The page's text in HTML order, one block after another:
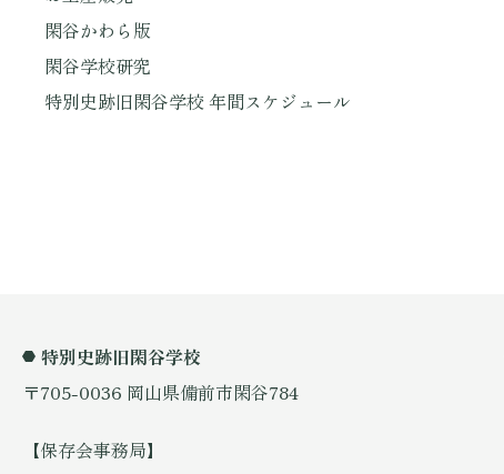
閑谷かわら版
閑谷学校研究
特別史跡旧閑谷学校 年間スケジュール
特別史跡旧閑谷学校
〒705-0036 岡山県備前市閑谷784
【保存会事務局】